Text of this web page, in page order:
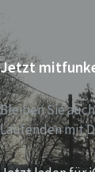
Jetzt
Bleiben Sie
Laufenden mit